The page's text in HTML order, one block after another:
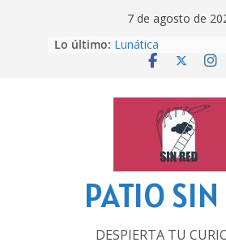
7 de agosto de
Lo último: Otra del Mundial
Lunática
Pero, hasta
‘La broma infinita’ de
lecturas veraniegas
PATIO SIN
DESPIERTA TU